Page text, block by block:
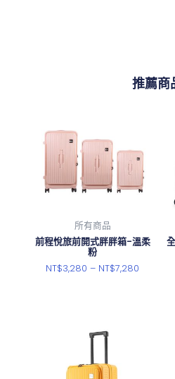
推薦商
所有商品
前程悅旅前開式胖胖箱-溫柔
粉
NT$3,280 – NT$7,280